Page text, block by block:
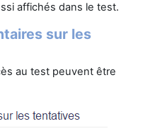
affichés dans le test.
sur les
au test peuvent être